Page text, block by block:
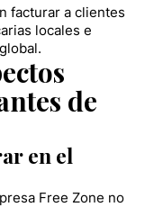
facturar a clientes
locales e
de
en el
Free Zone no